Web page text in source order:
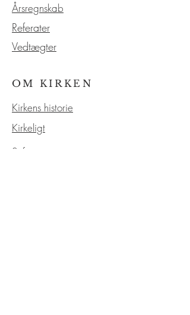
Årsregnskab
Referater
Vedtægter
OM KIRKEN
Kirkens historie
Kirkeligt
Søfart